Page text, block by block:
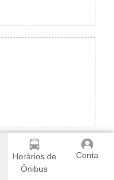
Horários de
Ônibus
Conta